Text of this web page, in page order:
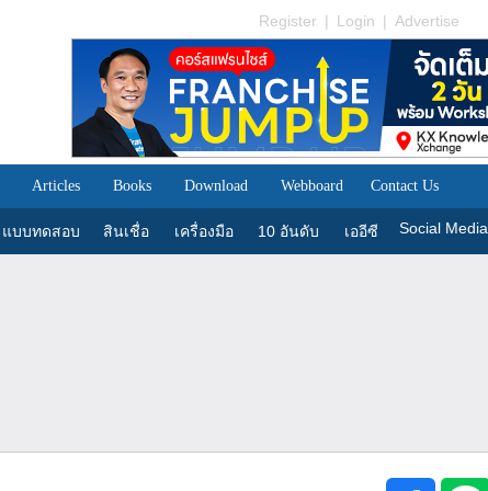
Register | Login | Advertise
Articles Books Download Webboard Contact Us
แบบทดสอบ สินเชื่อ เครื่องมือ 10 อันดับ เออีซี Social Media